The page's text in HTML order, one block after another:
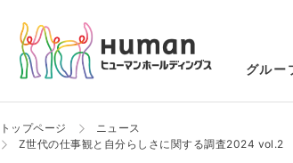
グルー
トップページ
ニュース
Z世代の仕事観と自分らしさに関する調査2024 vol.2